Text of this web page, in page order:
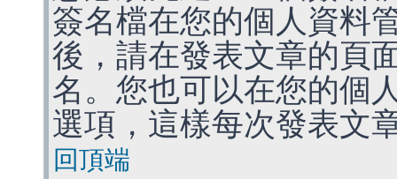
簽名檔在您的個人資料
後，請在發表文章的頁
名。您也可以在您的個
選項，這樣每次發表文
回頂端